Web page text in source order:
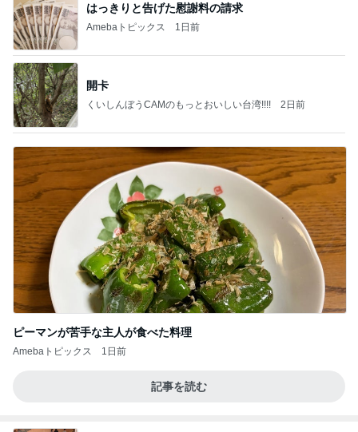
はっきりと告げた慰謝料の請求
Amebaトピックス 1日前
開卡
くいしんぼうCAMのもっとおいしい台湾!!!! 2日前
ピーマンが苦手な主人が食べた料理
Amebaトピックス 1日前
記事を読む